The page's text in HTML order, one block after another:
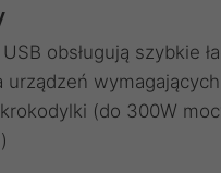
obsługują szybkie
urządzeń
(do 300W